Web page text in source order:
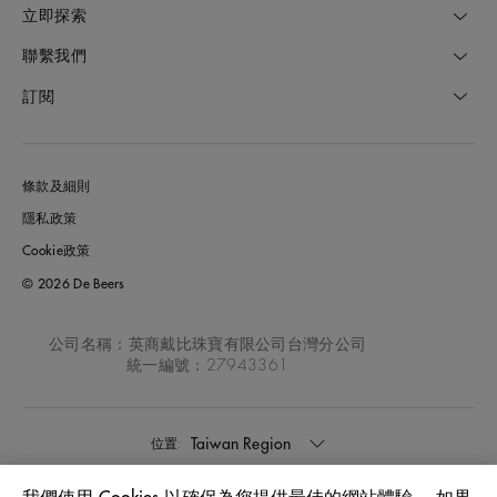
立即探索
聯繫我們
訂閱
條款及細則
隱私政策
Cookie政策
© 2026 De Beers
公司名稱：英商戴比珠寶有限公司台灣分公司
統一編號：27943361
位置: Taiwan Region